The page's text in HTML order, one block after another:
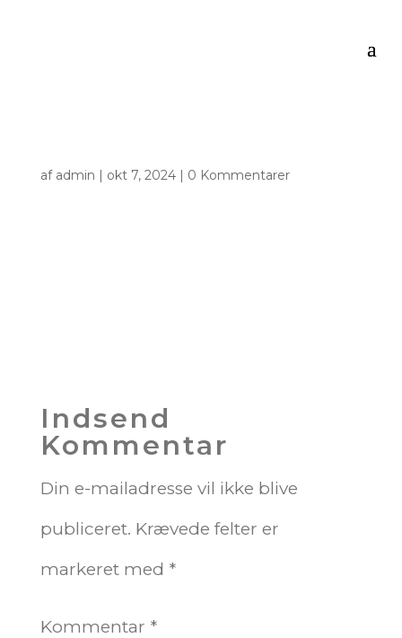
af admin | okt 7, 2024| 0 Kommentarer
Indsend
Kommentar
Din e-mailadresse vil ikke blive
publiceret. Krævede felter er
markeret med *
Kommentar *